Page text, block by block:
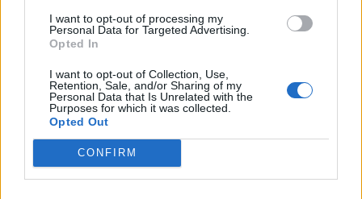
I want to opt-out of processing my
Personal Data for Targeted Advertising.
Opted In
I want to opt-out of Collection, Use,
Retention, Sale, and/or Sharing of my
Personal Data that Is Unrelated with the
Purposes for which it was collected.
Opted Out
CONFIRM
9,253
Fans
3,533
Follower
2,652
Iscritti